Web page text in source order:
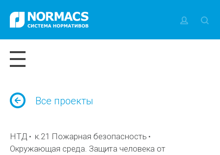
Все проекты
НТД
к.21 Пожарная безопасность
Окружающая среда. Защита человека от